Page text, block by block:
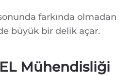
farkında olmadan
büyük bir delik açar.
Mühendisliği